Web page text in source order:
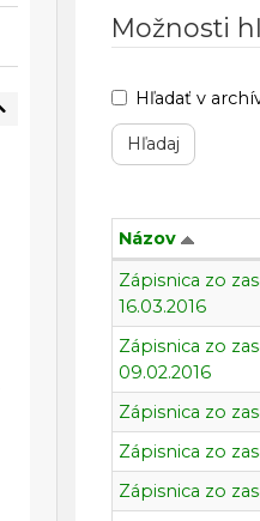
Možnosti
Hľadať v
Komisia
pre
sociálne
veci
a
bývanie
Názov
Zápisnica zo
16.03.2016
Zápisnica zo
09.02.2016
Zápisnica zo
Zápisnica zo
Zápisnica zo